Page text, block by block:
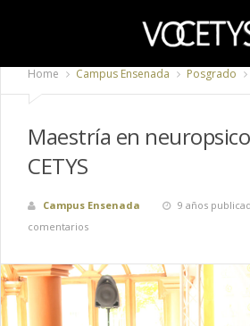
Home Campus Ensenada Posgrado
Maestría en
CETYS
Campus Ensenada 9 años
comentarios